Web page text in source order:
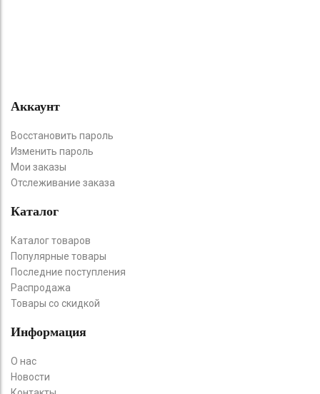
Аккаунт
Восстановить пароль
Изменить пароль
Мои заказы
Отслеживание заказа
Каталог
Каталог товаров
Популярные товары
Последние поступления
Распродажа
Товары со скидкой
Информация
О нас
Новости